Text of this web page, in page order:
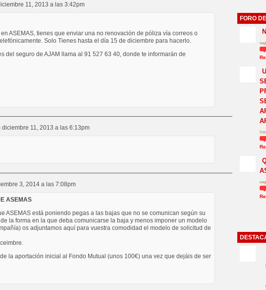
11, 2013 a las 3:42pm
ASEMAS, tienes que enviar una no renovación de póliza vía correos o
Solo Tienes hasta el día 15 de diciembre para hacerlo.
del seguro de AJAM llama al 91 527 63 40, donde te informarán de
diciembre 11, 2013 a las 6:13pm
3, 2014 a las 7:08pm
ASEMAS
ASEMAS está poniendo pegas a las bajas que no se comunican según su
la forma en la que deba comunicarse la baja y menos imponer un modelo
os adjuntamos aquí para vuestra comodidad el modelo de solicitud de
la aportación inicial al Fondo Mutual (unos 100€) una vez que dejáis de ser
FORO